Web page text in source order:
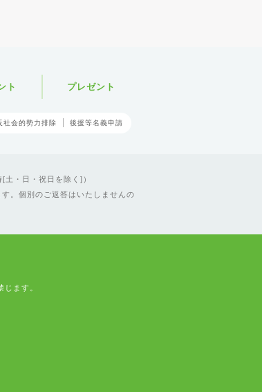
ト プレゼント
社会的勢力排除 後援等名義申請
・日・祝日を除く]）
。個別のご返答はいたしませんの
ます。